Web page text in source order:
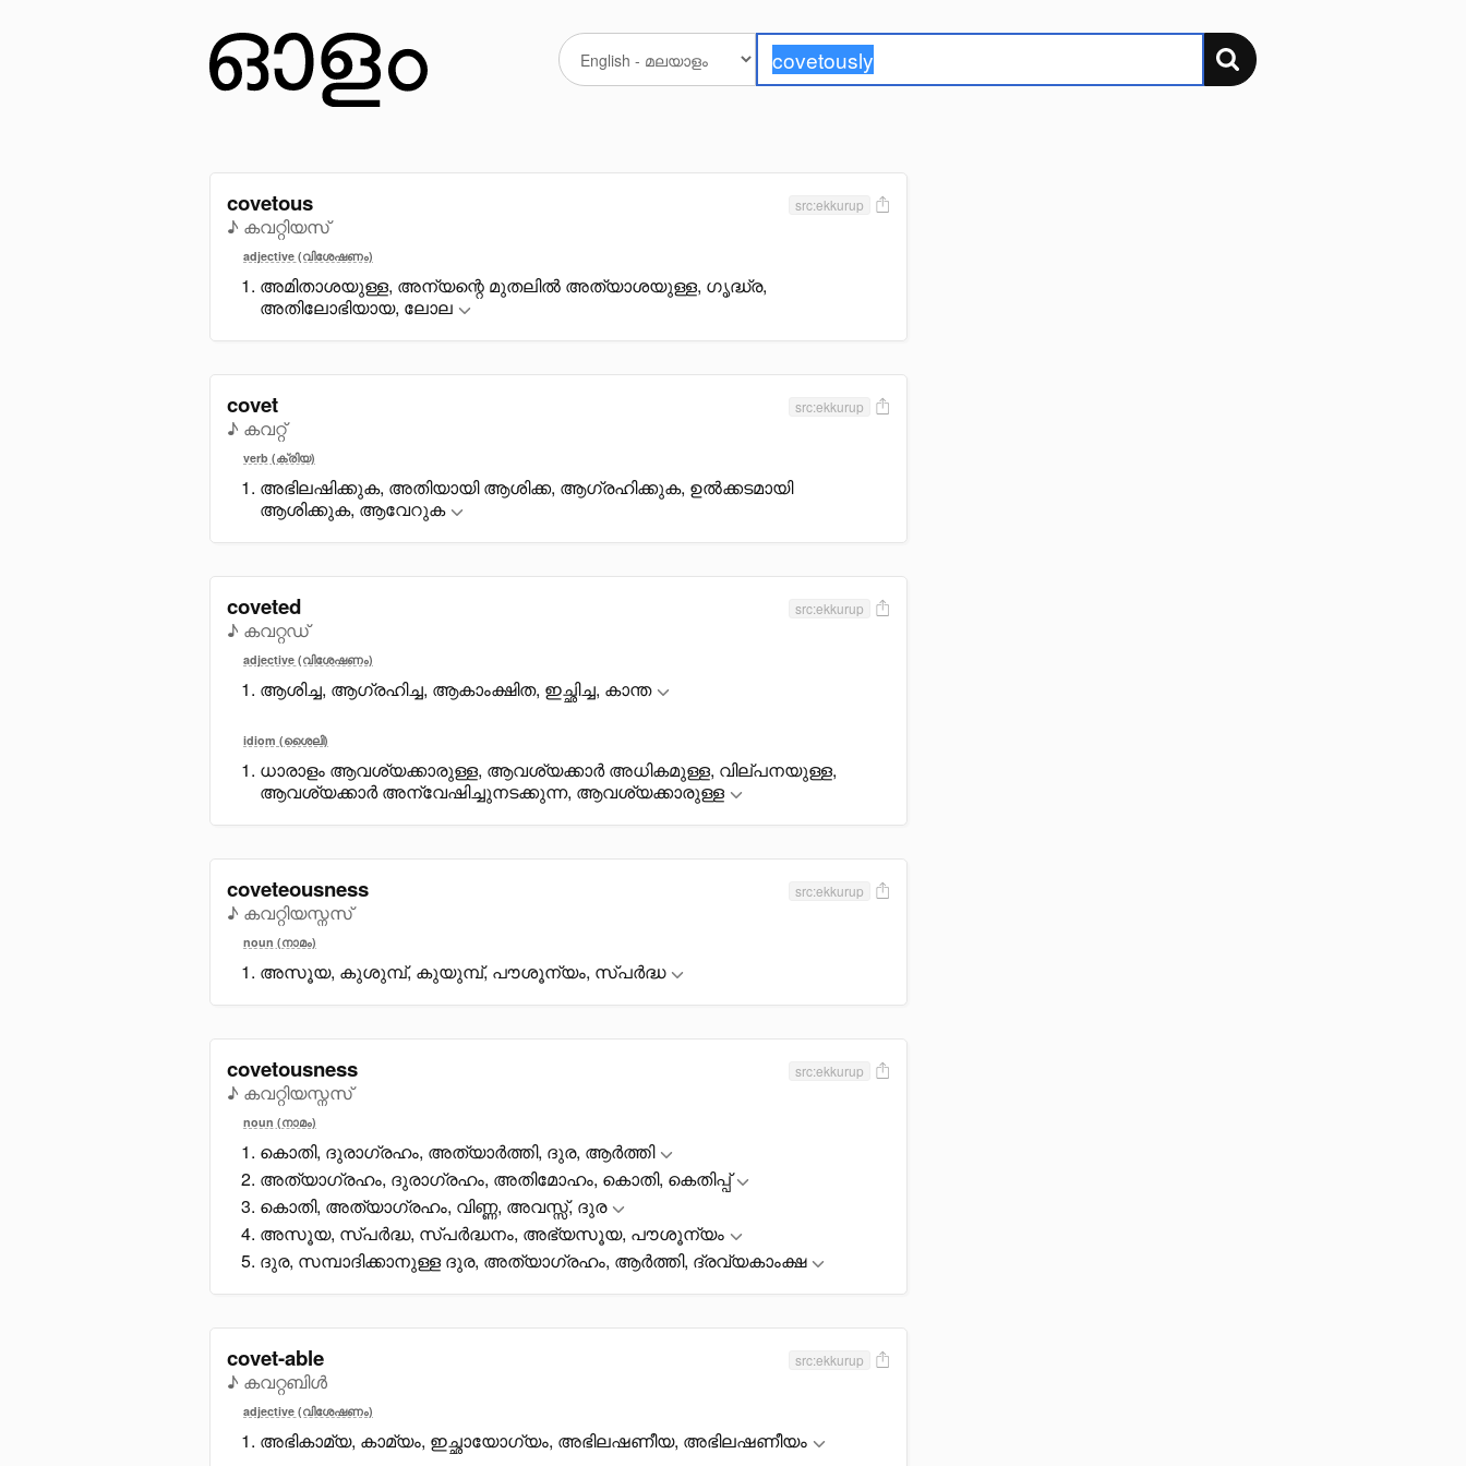
covetous
♪ കവറ്റിയസ്
src:ekkurup
adjective (വിശേഷണം)
അമിതാശയുള്ള, അന്യന്റെ മുതലിൽ അത്യാശയുള്ള, ഗൃദ്ധ്ര,
അതിലോഭിയായ, ലോല
covet
♪ കവറ്റ്
src:ekkurup
verb (ക്രിയ)
അഭിലഷിക്കുക, അതിയായി ആശിക്ക, ആഗ്രഹിക്കുക, ഉൽക്കടമായി
ആശിക്കുക, ആവേറുക
coveted
♪ കവറ്റഡ്
src:ekkurup
adjective (വിശേഷണം)
ആശിച്ച, ആഗ്രഹിച്ച, ആകാംക്ഷിത, ഇച്ഛിച്ച, കാന്ത
idiom (ശൈലി)
ധാരാളം ആവശ്യക്കാരുള്ള, ആവശ്യക്കാർ അധികമുള്ള, വില്പനയുള്ള,
ആവശ്യക്കാർ അന്വേഷിച്ചുനടക്കുന്ന, ആവശ്യക്കാരുള്ള
coveteousness
♪ കവറ്റിയസ്നസ്
src:ekkurup
noun (നാമം)
അസൂയ, കുശുമ്പ്, കുയുമ്പ്, പൗശൂന്യം, സ്പർദ്ധ
covetousness
♪ കവറ്റിയസ്നസ്
src:ekkurup
noun (നാമം)
കൊതി, ദുരാഗ്രഹം, അത്യാർത്തി, ദുര, ആർത്തി
അത്യാഗ്രഹം, ദുരാഗ്രഹം, അതിമോഹം, കൊതി, കെതിപ്പ്
കൊതി, അത്യാഗ്രഹം, വിണ്ണ, അവസ്സ്, ദുര
അസൂയ, സ്പർദ്ധ, സ്പർദ്ധനം, അഭ്യസൂയ, പൗശൂന്യം
ദുര, സമ്പാദിക്കാനുള്ള ദുര, അത്യാഗ്രഹം, ആർത്തി, ദ്രവ്യകാംക്ഷ
covet-able
♪ കവറ്റബിൾ
src:ekkurup
adjective (വിശേഷണം)
അഭികാമ്യ, കാമ്യം, ഇച്ഛായോഗ്യം, അഭിലഷണീയ, അഭിലഷണീയം